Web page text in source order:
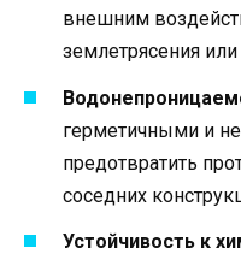
внешним
землетрясения
герметичными и
предотвратить
соседних
Устойчивость к